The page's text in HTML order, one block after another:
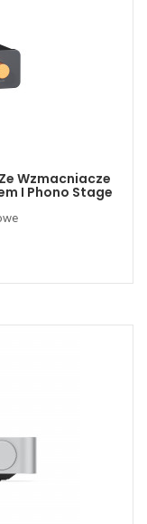
Wzmacniacze
I Phono Stage